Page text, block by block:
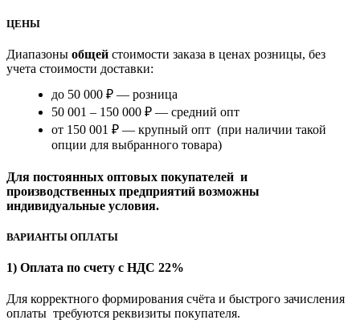
ЦЕНЫ
Диапазоны общей стоимости заказа в ценах розницы, без
учета стоимости доставки:
до 50 000 ₽ — розница
50 001 – 150 000 ₽ — средний опт
от 150 001 ₽ — крупный опт (при наличии такой
опции для выбранного товара)
Для постоянных оптовых покупателей и
производственных предприятий возможны
индивидуальные условия.
ВАРИАНТЫ ОПЛАТЫ
1) Оплата по счету с НДС 22%
Для корректного формирования счёта и быстрого зачисления
оплаты требуются реквизиты покупателя.